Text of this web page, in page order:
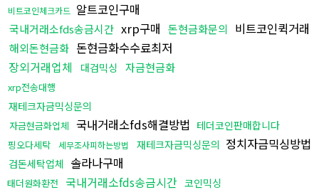
비트코인체크카드 알트코인구매
국내거래소fds송금시간 xrp구매 돈현금화문의 비트코인퀵거래
해외돈현금화 돈현금화수수료최저
장외거래업체
대검믹싱 자금현금화
xrp전송대행
재테크자금믹싱문의
자금현금화업체 국내거래소fds해결방법 테더코인판매합니다
핑오다세탁 세무조사피하는방법 재테크자금믹싱문의 정치자금믹싱방법
검돈세탁업체 솔라나구매
태더원화환전 국내거래소fds송금시간 코인믹싱